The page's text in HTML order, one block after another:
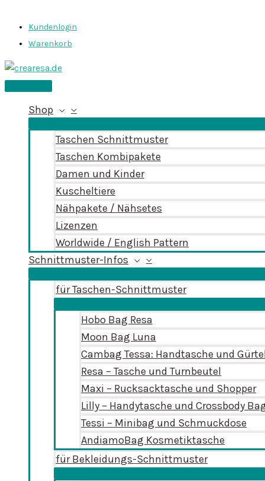
Inhalt
springen
Kundenlogin
Warenkorb
Hauptmenü
Shop
Taschen Schnittmuster
Taschen Kombipakete
Damen und Kinder
Kuscheltiere
Nähpakete / Nähsetes
Lizenzen
Worldwide / English Pattern
Schnittmuster-Infos
für Taschen-Schnittmuster
Hobo Bag Resa
Moon Bag Luna
Cambag Tessa: Handtasche und
Resa – Tasche und Turnbeutel
Maxi – Rucksacktasche und Shopper
Lilly – Handytasche und Crossbody
Tessi – Minibag und Schmuckdose
AndiamoBag Kosmetiktasche
für Bekleidungs-Schnittmuster